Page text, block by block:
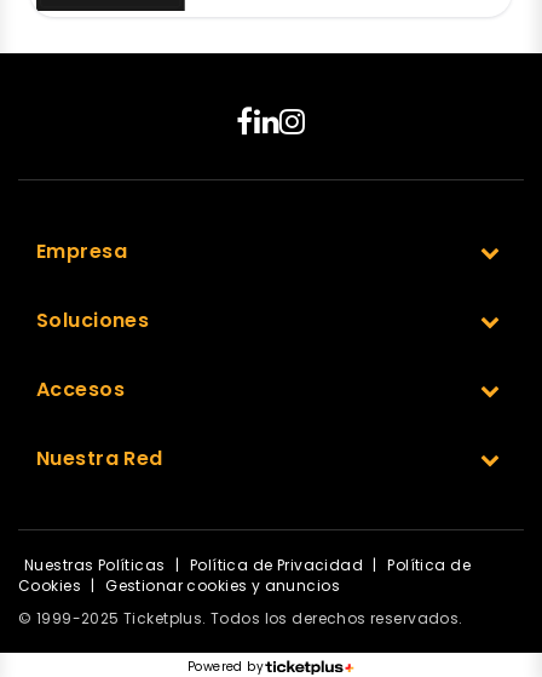
Empresa
Soluciones
Accesos
Nuestra Red
Nuestras Políticas | Política de Privacidad |
Política de
Cookies |
Gestionar cookies y anuncios
© 1999-2025 Ticketplus. Todos los derechos reservados.
Powered by